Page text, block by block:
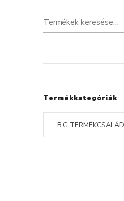
Keresés
a
Termékkategóriák
BIG TERMÉKCSALÁD